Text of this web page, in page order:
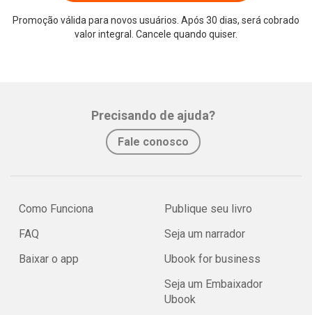
Promoção válida para novos usuários. Após 30 dias, será cobrado
valor integral. Cancele quando quiser.
Precisando de ajuda?
Fale conosco
Como Funciona
FAQ
Baixar o app
Publique seu livro
Seja um narrador
Ubook for business
Seja um Embaixador
Ubook